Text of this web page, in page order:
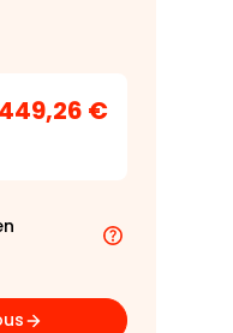
449,26 €